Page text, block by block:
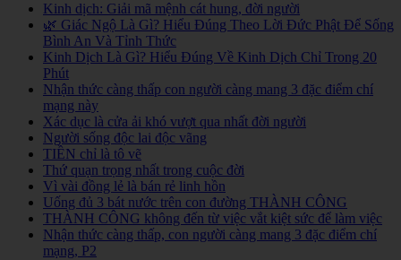
Kinh dịch: Giải mã mệnh cát hung, đời người
🌿 Giác Ngộ Là Gì? Hiểu Đúng Theo Lời Đức Phật Để Sống
Bình An Và Tỉnh Thức
Kinh Dịch Là Gì? Hiểu Đúng Về Kinh Dịch Chỉ Trong 20
Phút
Nhận thức càng thấp con người càng mang 3 đặc điểm chí
mạng này
Xác dục là cửa ải khó vượt qua nhất đời người
Người sống độc lai độc vãng
TIỀN chỉ là tô vẽ
Thứ quạn trọng nhất trong cuộc đời
Vì vài đồng lẻ là bán rẻ linh hồn
Uống đủ 3 bát nước trên con đường THÀNH CÔNG
THÀNH CÔNG không đến từ việc vắt kiệt sức để làm việc
Nhận thức càng thấp, con người càng mang 3 đặc điểm chí
mạng, P2